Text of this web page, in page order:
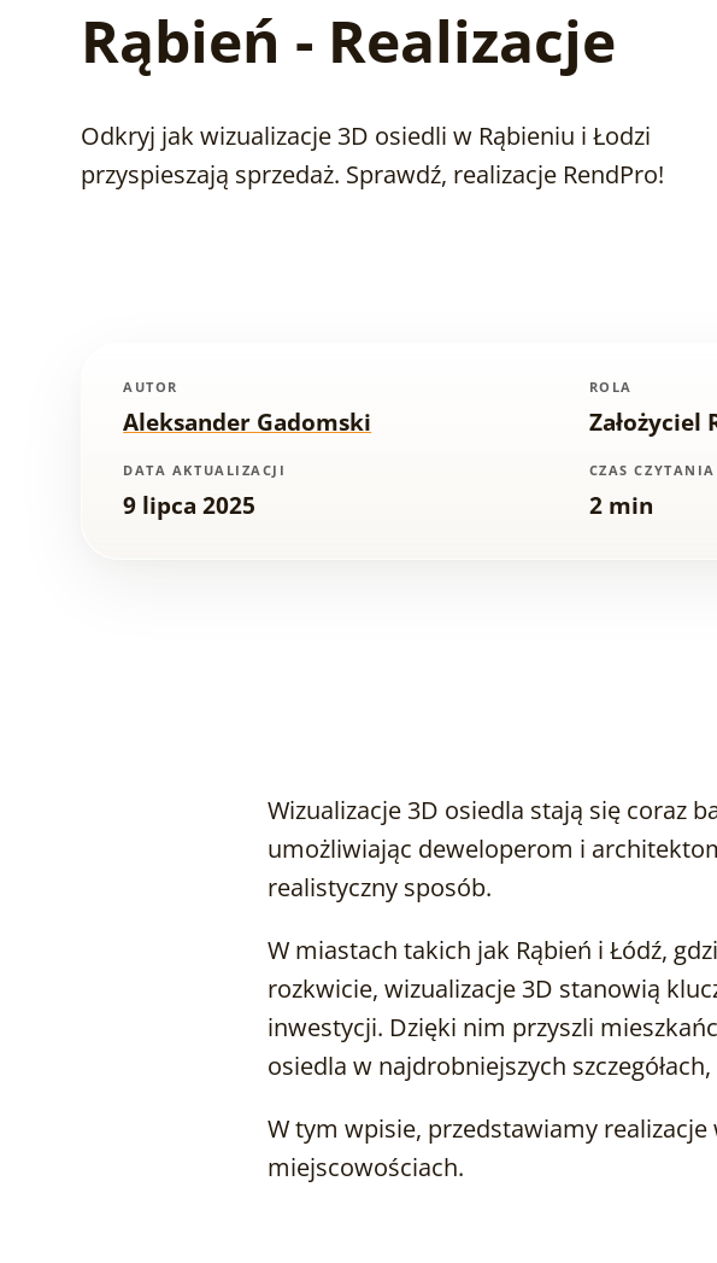
Rąbień - Realizacje
Odkryj jak wizualizacje 3D osiedli w Rąbieniu i Łodzi
przyspieszają sprzedaż. Sprawdź, realizacje RendPro!
AUTOR
Aleksander Gadomski
ROLA
Założyciel
DATA AKTUALIZACJI
9 lipca 2025
CZAS CZYTANIA
2 min
Wizualizacje 3D osiedla stają się coraz
umożliwiając deweloperom i
realistyczny sposób.
W miastach takich jak Rąbień i Łódź,
rozkwicie, wizualizacje 3D stanowią
inwestycji. Dzięki nim przyszli
osiedla w najdrobniejszych
W tym wpisie, przedstawiamy
miejscowościach.